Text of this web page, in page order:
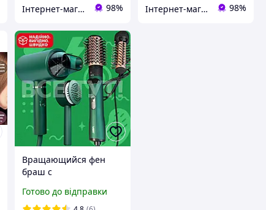
Інтернет-магазин "BaFY" 98% Інтернет-магазин "BaFY" 98%
Вращающийся фен
браш с
автовращением и
Готово до відправки